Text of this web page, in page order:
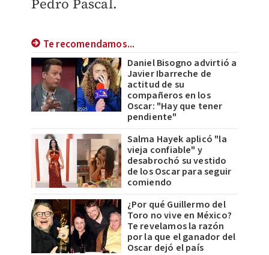
Te recomendamos...
Daniel Bisogno advirtió a
Javier Ibarreche de
actitud de su
compañeros en los
Oscar: "Hay que tener
pendiente"
Salma Hayek aplicó "la
vieja confiable" y
desabrochó su vestido
de los Oscar para seguir
comiendo
¿Por qué Guillermo del
Toro no vive en México?
Te revelamos la razón
por la que el ganador del
Oscar dejó el país